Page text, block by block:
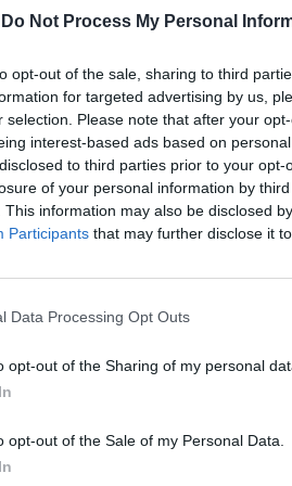
Do Not Process My Personal
opt-out of the sale, sharing to third
for targeted advertising by us,
selection. Please note that after your
interest-based ads based on
to third parties prior to your
of your personal information by
This information may also be disclosed
Participants that may further disclose it
Data Processing Opt Outs
opt-out of the Sharing of my personal
opt-out of the Sale of my Personal Data.
farlo?
il rapporto
da
fra